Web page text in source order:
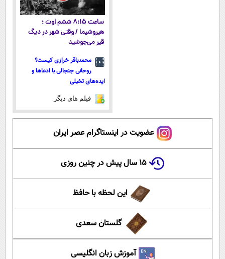
ساعت ۸:۱۵ ششم اوت ؛
هیروشیما / وقتی شهر در دیگ
قیر می‌جوشید
محمدباقر خرازی کیست؟
روحانی جنجالی با ادعاها و
ایده‌های تخیلی
فیلم های دیگر
عضویت در اینستاگرام عصر ایران
۱۵ سال پیش در چنین روزی
این لحظه با حافظ
گلستان سعدی
آموزش زبان انگلیسی